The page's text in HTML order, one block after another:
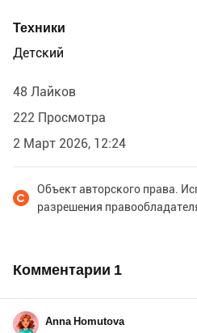
Техники
Детский
48 Лайков
222 Просмотра
2 Март 2026, 12:24
Объект авторского права.
разрешения
Комментарии 1
Anna Homutova